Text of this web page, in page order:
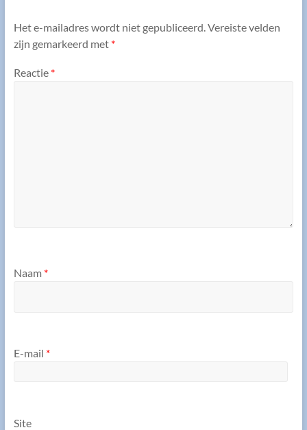
Het e-mailadres wordt niet gepubliceerd.Vereiste velden
zijn gemarkeerd met *
Reactie *
Naam *
E-mail *
Site